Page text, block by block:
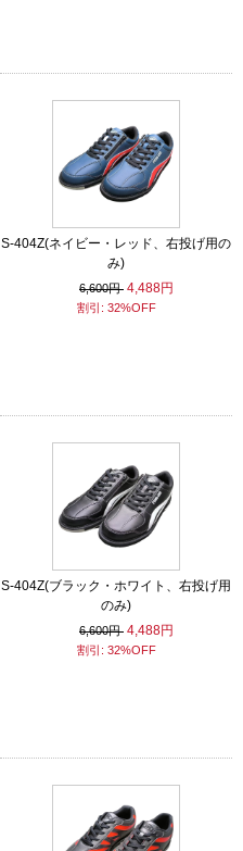
S-404Z(ネイビー・レッド、右投げ用の
み)
6,600円 4,488円
割引: 32%OFF
S-404Z(ブラック・ホワイト、右投げ用
のみ)
6,600円 4,488円
割引: 32%OFF